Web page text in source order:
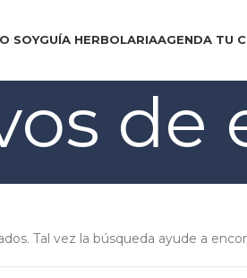
SOYGUÍA HERBOLARIAAGENDA TU
de
Tal vez la búsqueda ayude a
$1000 MXN